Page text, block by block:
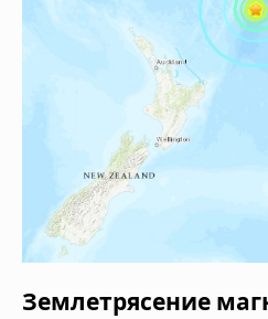
Землетрясение